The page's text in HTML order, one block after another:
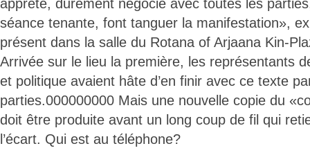
apprêté, durement négocié avec toutes les
séance tenante, font tanguer la manifestation»,
présent dans la salle du Rotana of Arjaana Kin-
Arrivée sur le lieu la première, les représentants
et politique avaient hâte d’en finir avec ce texte
parties.000000000 Mais une nouvelle copie du
doit être produite avant un long coup de fil qui
l’écart. Qui est au téléphone?